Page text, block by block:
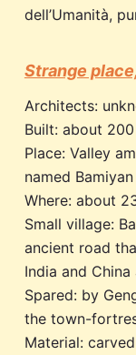
dell’Umanità,
Strange
Architects:
Built: about
Place: Valley
named
Where: about
Small village:
ancient road
India and
Spared: by
the town-
Material: